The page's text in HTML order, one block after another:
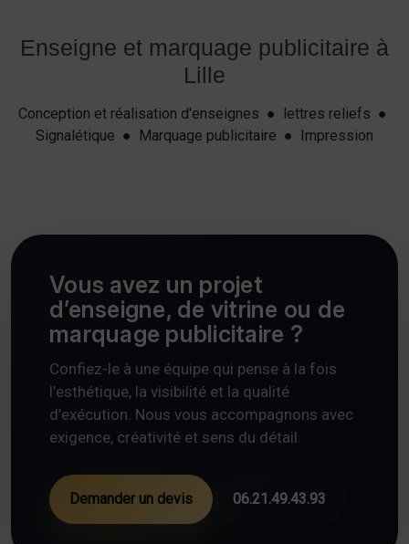
Enseigne et marquage publicitaire à
Lille
Conception et réalisation d'enseignes ● lettres reliefs ●
Signalétique ● Marquage publicitaire ● Impression
Vous avez un projet
d’enseigne, de vitrine ou de
marquage publicitaire ?
Confiez-le à une équipe qui pense à la fois
l’esthétique, la visibilité et la qualité
d’exécution. Nous vous accompagnons avec
exigence, créativité et sens du détail.
Demander un devis 06.21.49.43.93